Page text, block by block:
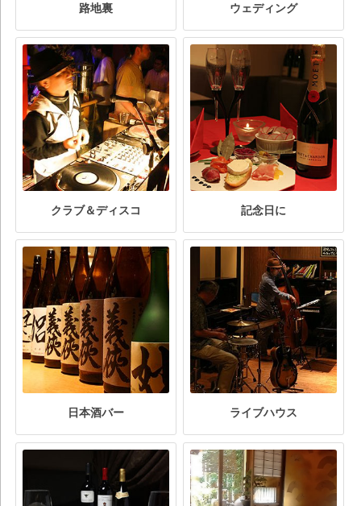
路地裏 ウェディング
クラブ＆ディスコ 記念日に
日本酒バー ライブハウス